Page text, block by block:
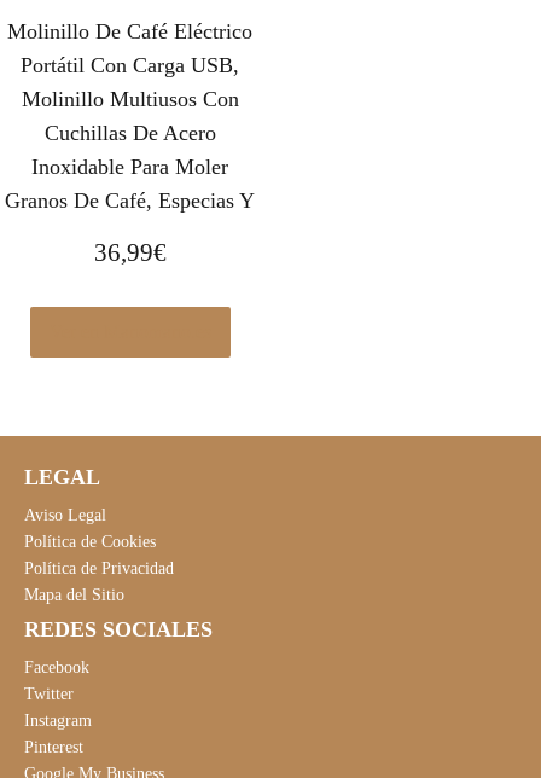
Molinillo De Café Eléctrico
Portátil Con Carga USB,
Molinillo Multiusos Con
Cuchillas De Acero
Inoxidable Para Moler
Granos De Café, Especias Y
36,99€
LEGAL
Aviso Legal
Política de Cookies
Política de Privacidad
Mapa del Sitio
REDES SOCIALES
Facebook
Twitter
Instagram
Pinterest
Google My Business